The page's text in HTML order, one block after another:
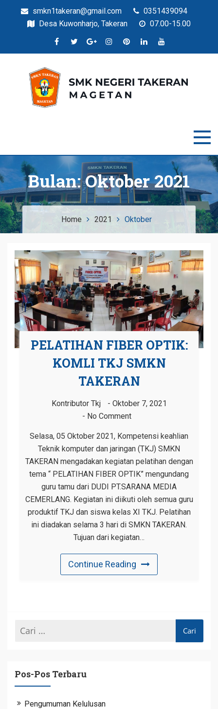
smkn1takeran@gmail.com
0351439094
Desa Kuwonharjo, Takeran
07.00-15.00
Situs Resmi SMKN Takeran
Bulan:Oktober 2021
Home 2021 Oktober
PELATIHAN FIBER OPTIK:
KOMLI TKJ SMKN
TAKERAN
Kontributor Tkj
Oktober 7, 2021
No Comment
Selasa, 05 Oktober 2021, Kompetensi keahlian
Teknik komputer dan jaringan (TKJ) SMKN
TAKERAN mengadakan kegiatan pelatihan dengan
tema “ PELATIHAN FIBER OPTIK” mengundang
guru tamu dari DUDI PT.SARANA MEDIA
CEMERLANG. Kegiatan ini diikuti oleh semua guru
produktif TKJ dan siswa kelas XI TKJ. Pelatihan
ini diadakan selama 3 hari di SMKN TAKERAN.
Tujuan dari kegiatan…
Continue Reading
Pos-Pos Terbaru
Pengumuman Kelulusan